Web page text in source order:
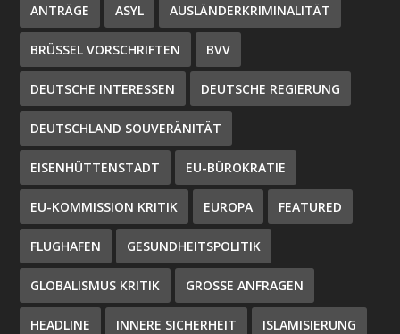
ANTRÄGE ASYL AUSLÄNDERKRIMINALITÄT
BRÜSSEL VORSCHRIFTEN BVV
DEUTSCHE INTERESSEN DEUTSCHE REGIERUNG
DEUTSCHLAND SOUVERÄNITÄT
EISENHÜTTENSTADT EU-BÜROKRATIE
EU-KOMMISSION KRITIK EUROPA FEATURED
FLUGHAFEN GESUNDHEITSPOLITIK
GLOBALISMUS KRITIK GROSSE ANFRAGEN
HEADLINE INNERE SICHERHEIT ISLAMISIERUNG